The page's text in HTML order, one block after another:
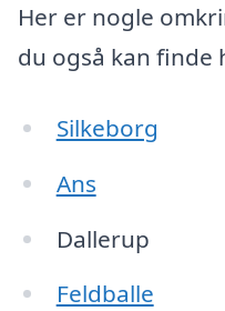
Her er nogle
du også kan
Silkeborg
Ans
Dallerup
Feldballe